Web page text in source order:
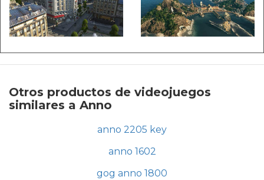
Otros productos de videojuegos
similares a Anno
anno 2205 key
anno 1602
gog anno 1800